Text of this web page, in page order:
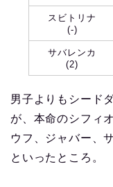
スビトリナ
(-)
サバレンカ
(2)
男子よりもシード
が、本命のシフィ
ウフ、ジャバー、
といったところ。